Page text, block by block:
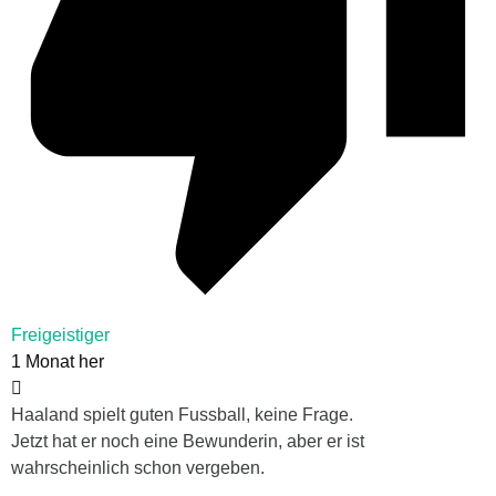
Freigeistiger
1 Monat her
Haaland spielt guten Fussball, keine Frage.
Jetzt hat er noch eine Bewunderin, aber er ist
wahrscheinlich schon vergeben.